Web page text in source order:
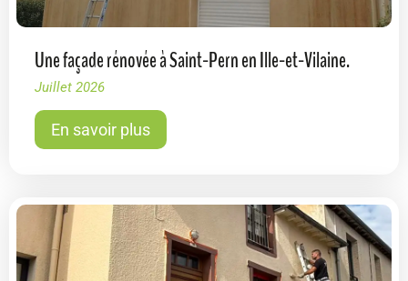
Une façade rénovée à Saint-Pern en Ille-et-Vilaine.
Juillet 2026
En savoir plus